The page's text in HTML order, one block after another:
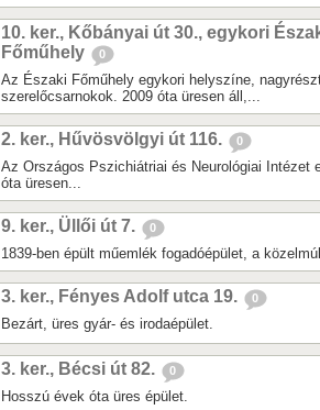
10. ker., Kőbányai út 30., egykori
Főműhely
0
Az Északi Főműhely egykori helyszíne,
szerelőcsarnokok. 2009 óta üresen áll,...
2. ker., Hűvösvölgyi út 116. 0
Az Országos Pszichiátriai és Neurológiai Intézet
óta üresen...
9. ker., Üllői út 7. 0
1839-ben épült műemlék fogadóépület, a
3. ker., Fényes Adolf utca 19. 0
Bezárt, üres gyár- és irodaépület.
3. ker., Bécsi út 82. 0
Hosszú évek óta üres épület.